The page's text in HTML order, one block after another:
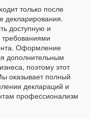
только после
декларирования.
доступную и
требованиями
Оформление
дополнительным
поэтому этот
оказывает полный
деклараций и
профессионализм